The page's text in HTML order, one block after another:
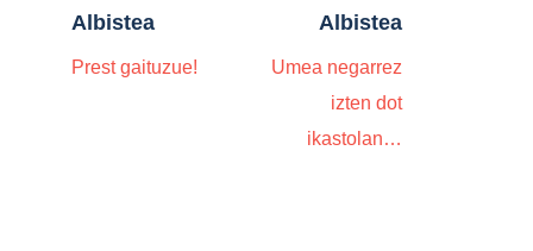
Albistea
Prest gaituzue!
Albistea
Umea negarrez
izten dot
ikastolan…